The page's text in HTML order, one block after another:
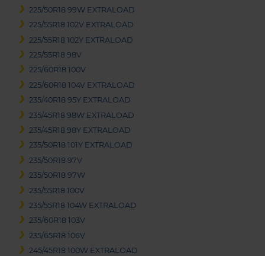
225/50R18 99W EXTRALOAD
225/55R18 102V EXTRALOAD
225/55R18 102Y EXTRALOAD
225/55R18 98V
225/60R18 100V
225/60R18 104V EXTRALOAD
235/40R18 95Y EXTRALOAD
235/45R18 98W EXTRALOAD
235/45R18 98Y EXTRALOAD
235/50R18 101Y EXTRALOAD
235/50R18 97V
235/50R18 97W
235/55R18 100V
235/55R18 104W EXTRALOAD
235/60R18 103V
235/65R18 106V
245/45R18 100W EXTRALOAD